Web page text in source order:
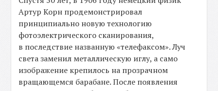
Артур Корн продемонстрировал
принципиально новую технологию
фотоэлектрического сканирования,
в последствие названную «телефаксом». Луч
света заменил металлическую иглу, а само
изображение крепилось на прозрачном
вращающемся барабане. После появления